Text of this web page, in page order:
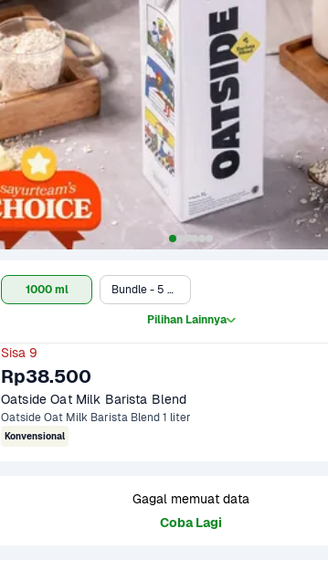
1000 ml Bundle - 5 x Oatside Oat Milk Barista Blend 1 liter
Pilihan Lainnya
Sisa 9
Rp38.500
Oatside Oat Milk Barista Blend
Oatside Oat Milk Barista Blend 1 liter
Konvensional
Gagal memuat data
Coba Lagi